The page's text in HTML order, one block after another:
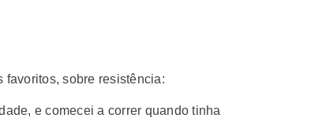
favoritos, sobre resistência:
e comecei a correr quando tinha